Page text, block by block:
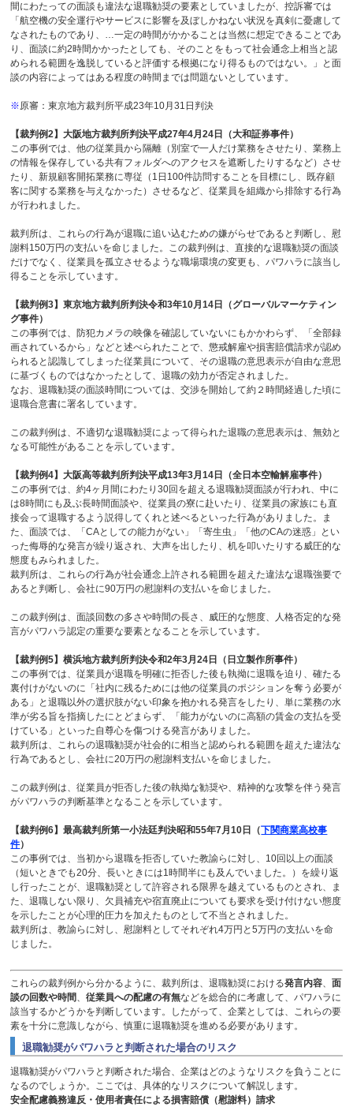
間にわたっての面談も違法な退職勧奨の要素としていましたが、控訴審では
「航空機の安全運行やサービスに影響を及ぼしかねない状況を真剣に憂慮して
なされたものであり、…一定の時間がかかることは当然に想定できることであ
り、面談に約2時間かかったとしても、そのことをもって社会通念上相当と認
められる範囲を逸脱していると評価する根拠になり得るものではない。」と面
談の内容によってはある程度の時間までは問題ないとしています。
※原審：東京地方裁判所平成23年10月31 日判決
【裁判例2】大阪地方裁判所判決平成27年4月24日（大和証券事件）
この事例では、他の従業員から隔離（別室で一人だけ業務をさせたり、業務上
の情報を保存している共有フォルダへのアクセスを遮断したりするなど）させ
たり、新規顧客開拓業務に専従（ 1 日 100件訪問することを目標にし、既存顧
客に関する業務を与えなかった）させるなど、従業員を組織から排除する行為
が行われました。
裁判所は、これらの行為が退職に追い込むための嫌がらせであると判断し、慰
謝料150万円の支払いを命じました。この裁判例は、直接的な退職勧奨の面談
だけでなく、従業員を孤立させるような職場環境の変更も、パワハラに該当し
得ることを示しています。
【裁判例3】東京地方裁判所判決令和3年10月14日（グローバルマーケティン
グ事件）
この事例では、防犯カメラの映像を確認していないにもかかわらず、「全部録
画されているから」などと述べられたことで、懲戒解雇や損害賠償請求が認め
られると認識してしまった従業員について、その退職の意思表示が自由な意思
に基づくものではなかったとして、退職の効力が否定されました。
なお、退職勧奨の面談時間については、交渉を開始して約２時間経過した頃に
退職合意書に署名しています。
この裁判例は、不適切な退職勧奨によって得られた退職の意思表示は、無効と
なる可能性があることを示しています。
【裁判例4】大阪高等裁判所判決平成13年3月14日（全日本空輸解雇事件）
この事例では、約4ヶ月間にわたり30回を超える退職勧奨面談が行われ、中に
は8時間にも及ぶ長時間面談や、従業員の寮に赴いたり、従業員の家族にも直
接会って退職するよう説得してくれと述べるといった行為がありました。ま
た、面談では、「CAとしての能力がない」「寄生虫」「他のCAの迷惑」とい
った侮辱的な発言が繰り返され、大声を出したり、机を叩いたりする威圧的な
態度もみられました。
裁判所は、これらの行為が社会通念上許される範囲を超えた違法な退職強要で
あると判断し、会社に90万円の慰謝料の支払いを命じました。
この裁判例は、面談回数の多さや時間の長さ、威圧的な態度、人格否定的な発
言がパワハラ認定の重要な要素となることを示しています。
【裁判例5】横浜地方裁判所判決令和2年3月24日（日立製作所事件）
この事例では、従業員が退職を明確に拒否した後も執拗に退職を迫り、確たる
裏付けがないのに「社内に残るためには他の従業員のポジションを奪う必要が
ある」と退職以外の選択肢がない印象を抱かれる発言をしたり、単に業務の水
準が劣る旨を指摘したにとどまらず、「能力がないのに高額の賃金の支払を受
けている」といった自尊心を傷つける発言がありました。
裁判所は、これらの退職勧奨が社会的に相当と認められる範囲を超えた違法な
行為であるとし、会社に20万円の慰謝料支払いを命じました。
この裁判例は、従業員が拒否した後の執拗な勧奨や、精神的な攻撃を伴う発言
がパワハラの判断基準となることを示しています。
【裁判例6】最高裁判所第一小法廷判決昭和55年7月10日（下関商業高校事
件）
この事例では、当初から退職を拒否していた教諭らに対し、 10回以上の面談
（短いときでも20分、長いときには1時間半にも及んでいました。）を繰り返
し行ったことが、退職勧奨として許容される限界を越えているものとされ、ま
た、退職しない限り、欠員補充や宿直廃止についても要求を受け付けない態度
を示したことが心理的圧力を加えたものとして不当とされました。
裁判所は、教諭らに対し、慰謝料としてそれぞれ4万円と5万円の支払いを命
じました。
これらの裁判例から分かるように、裁判所は、退職勧奨における発言内容 、面
談の回数や時間
、従業員への配慮の有無などを総合的に考慮して、パワハラに
該当するかどうかを判断しています。したがって、企業としては、これらの要
素を十分に意識しながら、慎重に退職勧奨を進める必要があります。
退職勧奨がパワハラと判断された場合のリスク
退職勧奨がパワハラと判断された場合、企業はどのようなリスクを負うことに
なるのでしょうか。ここでは、具体的なリスクについて解説します。
安全配慮義務違反・使用者責任による損害賠償（慰謝料）請求